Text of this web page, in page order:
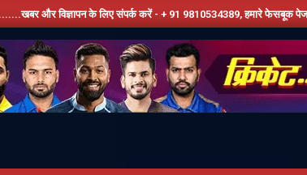
लिए संपर्क करें - + 91 9810534389, हमारे फेसबूक पेज को लाइक करें ,हमे